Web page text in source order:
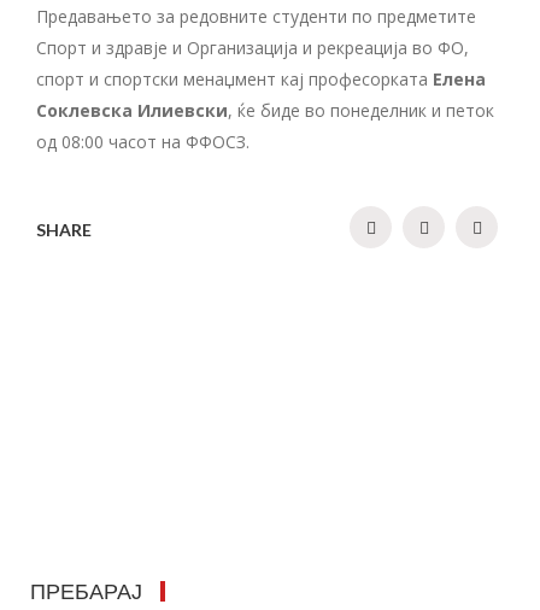
Предавањето за редовните студенти по предметите
Спорт и здравје и Организација и рекреација во ФО,
спорт и спортски менаџмент кај професорката Елена
Соклевска Илиевски, ќе биде во понеделник и петок
од 08:00 часот на ФФОСЗ.
SHARE
ПРЕБАРАЈ